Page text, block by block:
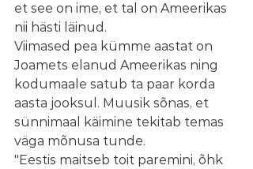
et see on ime, et tal on Ameerikas
nii hästi läinud.
Viimased pea kümme aastat on
Joamets elanud Ameerikas ning
kodumaale satub ta paar korda
aasta jooksul. Muusik sõnas, et
sünnimaal käimine tekitab temas
väga mõnusa tunde.
"Eestis maitseb toit paremini, õhk